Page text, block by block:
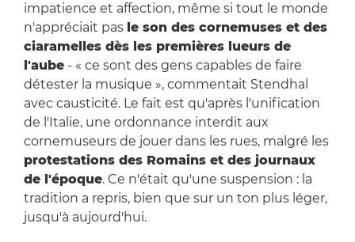
impatience et affection, même si tout le monde
n'appréciait pas le son des cornemuses et des
ciaramelles dès les premières lueurs de
l'aube- « ce sont des gens capables de faire
détester la musique », commentait Stendhal
avec causticité. Le fait est qu'après l'unification
de l'Italie, une ordonnance interdit aux
cornemuseurs de jouer dans les rues, malgré les
protestations des Romains et des journaux
de l'époque. Ce n'était qu'une suspension : la
tradition a repris, bien que sur un ton plus léger,
jusqu'à aujourd'hui.